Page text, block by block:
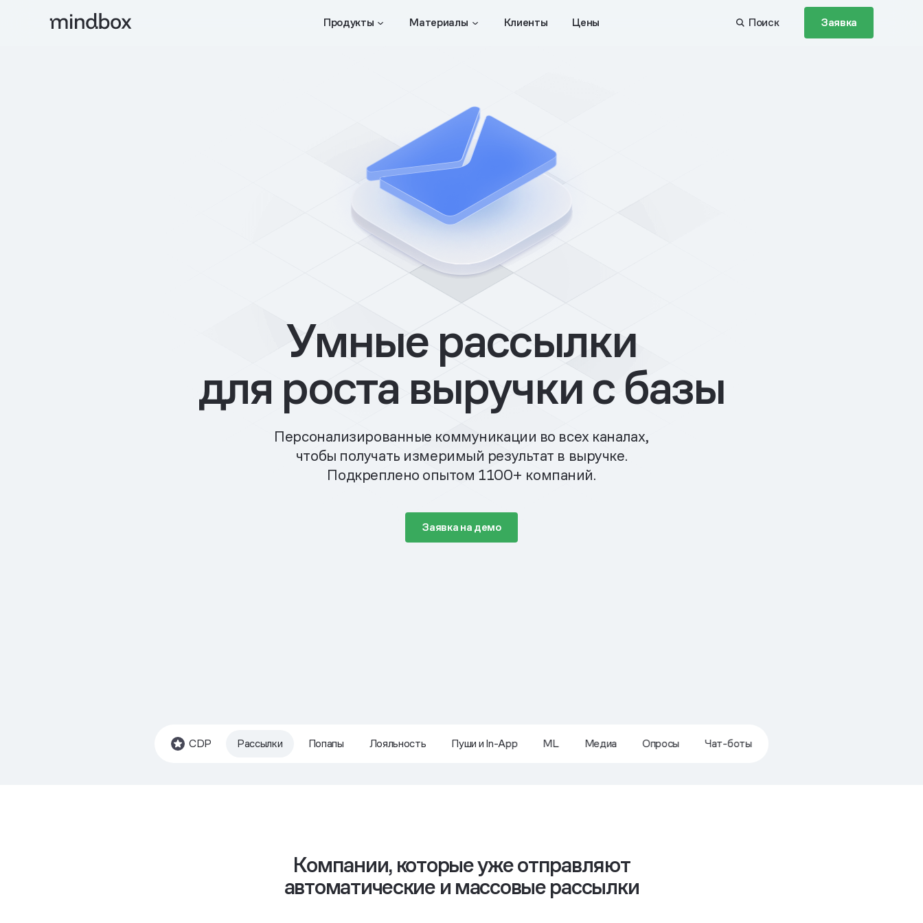
Продукты Материалы Клиенты Цены Поиск Заявка
Умные рассылки
для роста выручки с базы
Персонализированные коммуникации во всех каналах,
чтобы получать измеримый результат в выручке.
Подкреплено опытом 1100+ компаний.
Заявка на демо
CDP Рассылки Попапы Лояльность Пуши и In-App ML Медиа Опросы Чат-боты
Компании, которые уже отправляют
автоматические и массовые рассылки